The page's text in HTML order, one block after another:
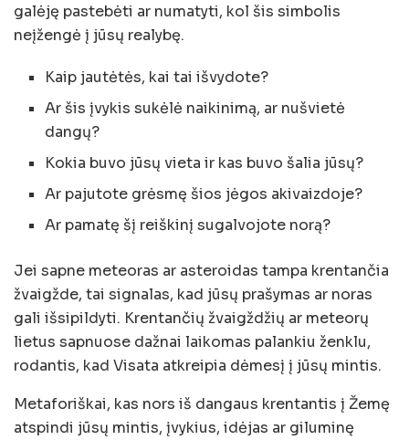
galėję pastebėti ar numatyti, kol šis simbolis
neįžengė į jūsų realybę.
Kaip jautėtės, kai tai išvydote?
Ar šis įvykis sukėlė naikinimą, ar nušvietė
dangų?
Kokia buvo jūsų vieta ir kas buvo šalia jūsų?
Ar pajutote grėsmę šios jėgos akivaizdoje?
Ar pamatę šį reiškinį sugalvojote norą?
Jei sapne meteoras ar asteroidas tampa krentančia
žvaigžde, tai signalas, kad jūsų prašymas ar noras
gali išsipildyti. Krentančių žvaigždžių ar meteorų
lietus sapnuose dažnai laikomas palankiu ženklu,
rodantis, kad Visata atkreipia dėmesį į jūsų mintis.
Metaforiškai, kas nors iš dangaus krentantis į Žemę
atspindi jūsų mintis, įvykius, idėjas ar giluminę